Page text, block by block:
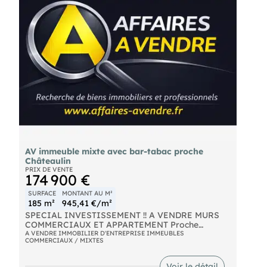
Les informations sur les risques auxquels ce bien
est exposé sont disponibles sur le site Géorisques :
georisques. gouv. fr.
(RSAC N°939 907 135 - Greffe de QUIMPER)
Emilie LEHEC Entrepreneur Individuel -
Réf.943561
AV immeuble mixte avec bar-tabac proche
Châteaulin
PRIX DE VENTE
174 900 €
SURFACE
185 m²
MONTANT AU M²
945,41 €/m²
SPECIAL INVESTISSEMENT !! A VENDRE MURS
COMMERCIAUX ET APPARTEMENT Proche
Chateaulin Immeuble mixte avec Bar-Tabac-
Restaurant en activité plus appartement
idéalement situé, comprenant un local commercial
A VENDRE IMMOBILIER D'ENTREPRISE IMMEUBLES
COMMERCIAUX / MIXTES